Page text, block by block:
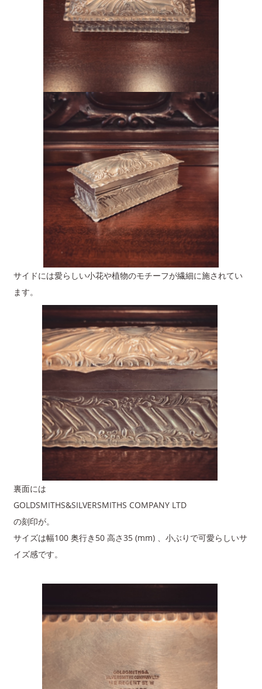
サイドには愛らしい小花や植物のモチーフが繊細に施されてい
ます。
裏面には
GOLDSMITHS&SILVERSMITHS COMPANY LTD
の刻印が。
サイズは幅100 奥行き50 高さ35 (mm) 、小ぶりで可愛らしいサ
イズ感です。